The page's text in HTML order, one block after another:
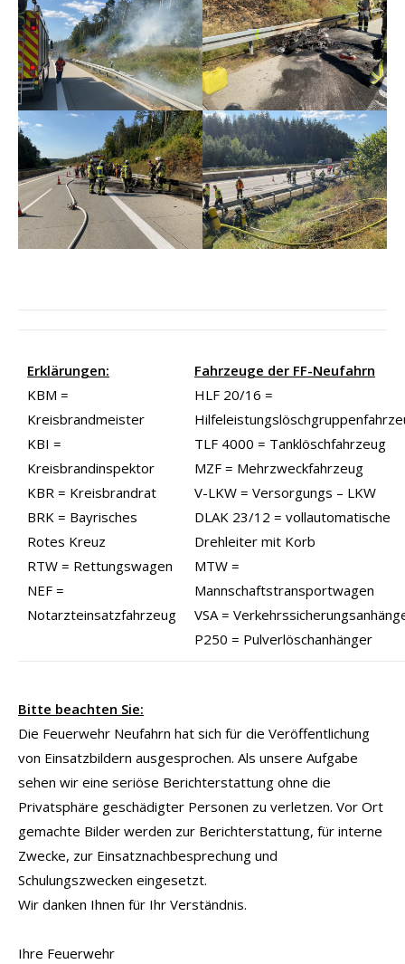
Erklärungen:
KBM =
Kreisbrandmeister
KBI =
Kreisbrandinspektor
KBR = Kreisbrandrat
BRK = Bayrisches
Rotes Kreuz
RTW = Rettungswagen
NEF =
Notarzteinsatzfahrzeug
Fahrzeuge der FF-Neufahrn
HLF 20/16 =
TLF 4000 = Tanklöschfahrzeug
MZF = Mehrzweckfahrzeug
V-LKW = Versorgungs – LKW
DLAK 23/12 = vollautomatische
Drehleiter mit Korb
MTW =
Mannschaftstransportwagen
VSA =
P250 = Pulverlöschanhänger
Bitte beachten Sie:
Die Feuerwehr Neufahrn hat sich für die Veröffentlichung
von Einsatzbildern ausgesprochen. Als unsere Aufgabe
sehen wir eine seriöse Berichterstattung ohne die
Privatsphäre geschädigter Personen zu verletzen. Vor Ort
gemachte Bilder werden zur Berichterstattung, für interne
Zwecke, zur Einsatznachbesprechung und
Schulungszwecken eingesetzt.
Wir danken Ihnen für Ihr Verständnis.
Ihre Feuerwehr